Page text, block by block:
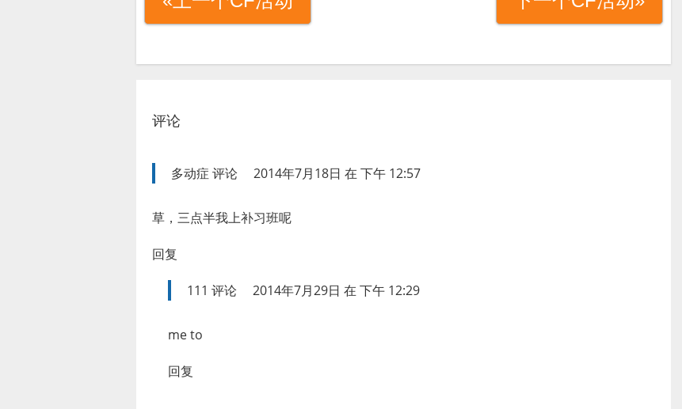
评论
多动症评论 2014年7月18日 在 下午 12:57
草，三点半我上补习班呢
回复
111 评论 2014年7月29日 在 下午 12:29
me to
回复